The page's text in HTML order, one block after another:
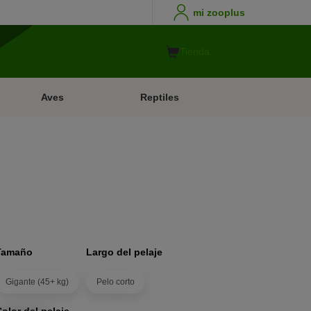
mi zooplus
Aves Reptiles
Gigante (45+ kg)
Largo del pelaje
Pelo corto